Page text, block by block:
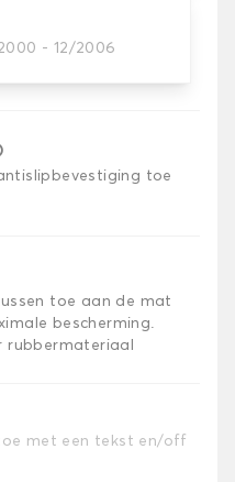
- 12/2006
toe
toe aan de mat
bescherming.
rubbermateriaal
met een tekst en/off